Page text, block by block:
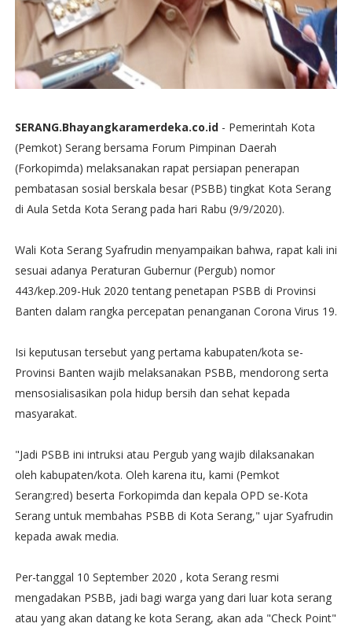
SERANG.Bhayangkaramerdeka.co.id- Pemerintah Kota
(Pemkot) Serang bersama Forum Pimpinan Daerah
(Forkopimda) melaksanakan rapat persiapan penerapan
pembatasan sosial berskala besar (PSBB) tingkat Kota Serang
di Aula Setda Kota Serang pada hari Rabu (9/9/2020).
Wali Kota Serang Syafrudin menyampaikan bahwa, rapat kali ini
sesuai adanya Peraturan Gubernur (Pergub) nomor
443/kep.209-Huk 2020 tentang penetapan PSBB di Provinsi
Banten dalam rangka percepatan penanganan Corona Virus 19.
Isi keputusan tersebut yang pertama kabupaten/kota se-
Provinsi Banten wajib melaksanakan PSBB, mendorong serta
mensosialisasikan pola hidup bersih dan sehat kepada
masyarakat.
"Jadi PSBB ini intruksi atau Pergub yang wajib dilaksanakan
oleh kabupaten/kota. Oleh karena itu, kami (Pemkot
Serang:red) beserta Forkopimda dan kepala OPD se-Kota
Serang untuk membahas PSBB di Kota Serang," ujar Syafrudin
kepada awak media.
Per-tanggal 10 September 2020 , kota Serang resmi
mengadakan PSBB, jadi bagi warga yang dari luar kota serang
atau yang akan datang ke kota Serang, akan ada "Check Point"